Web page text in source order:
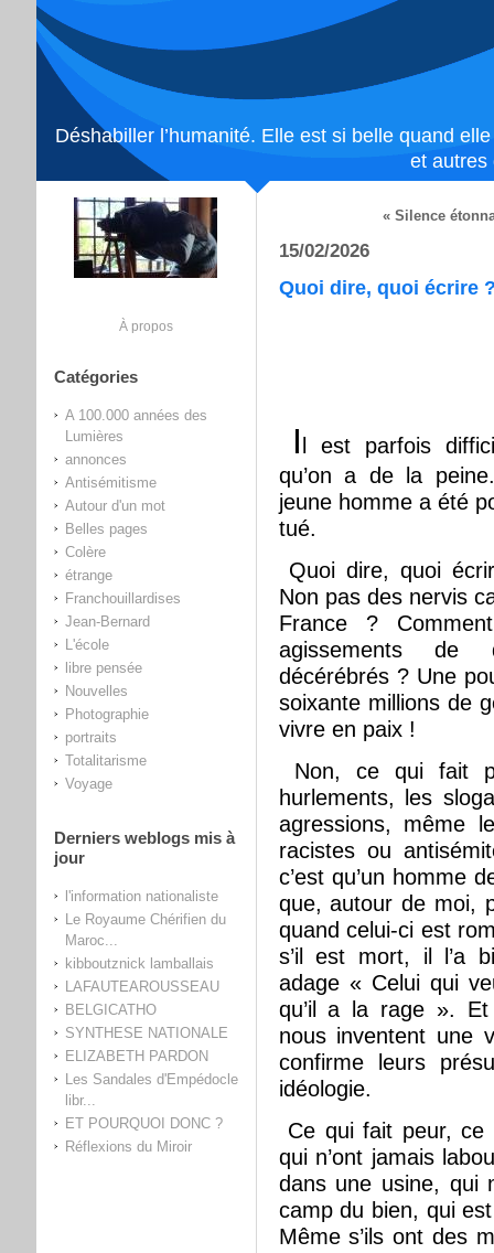
Déshabiller l’humanité. Elle est si belle quand
et autres
À propos
Catégories
A 100.000 années des
Lumières
annonces
Antisémitisme
Autour d'un mot
Belles pages
Colère
étrange
Franchouillardises
Jean-Bernard
L'école
libre pensée
Nouvelles
Photographie
portraits
Totalitarisme
Voyage
Derniers weblogs mis à
jour
l'information nationaliste
Le Royaume Chérifien du
Maroc...
kibboutznick lamballais
LAFAUTEAROUSSEAU
BELGICATHO
SYNTHESE NATIONALE
ELIZABETH PARDON
Les Sandales d'Empédocle
libr...
ET POURQUOI DONC ?
Réflexions du Miroir
« Silence
15/02/2026
Quoi dire, quoi écrire
Il est parfois
qu’on a de la
jeune homme a été
tué.
Quoi dire, quoi
Non pas des nervis
France ?
agissements de
décérébrés ? Une
soixante millions de
vivre en paix !
Non, ce qui fait
hurlements, les
agressions, même
racistes ou
c’est qu’un homme
que, autour de moi,
quand celui-ci est
s’il est mort, il l’a
adage « Celui qui
qu’il a la rage ».
nous inventent une
confirme leurs
idéologie.
Ce qui fait peur, ce
qui n’ont jamais
dans une usine, qui
camp du bien, qui
Même s’ils ont des